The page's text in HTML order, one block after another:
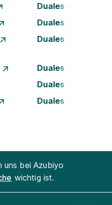
Duales Studium
Duales Studium
Duales Studium
Duales Studium
Duales Studium
Duales Studium
uns bei Azubiyo
wichtig ist.